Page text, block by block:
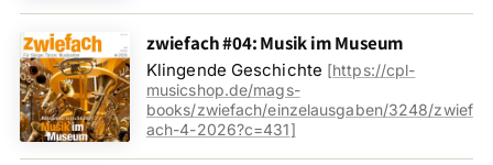
zwiefach #04: Musik im Museum
Klingende Geschichte [https://cpl-
musicshop.de/mags-
books/zwiefach/einzelausgaben/3248/zwief
ach-4-2026?c=431]